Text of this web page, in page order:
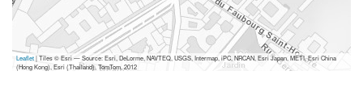
Leaflet| Tiles © Esri — Source: Esri, DeLorme, NAVTEQ, USGS, Intermap, iPC, NRCAN, Esri Japan, METI, Esri China
(Hong Kong), Esri (Thailand), TomTom, 2012